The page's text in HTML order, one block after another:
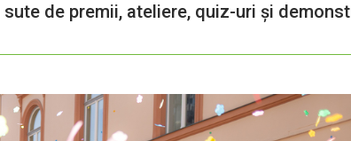
de premii, ateliere, quiz-uri și